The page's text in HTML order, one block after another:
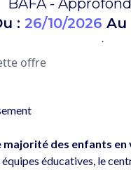
BAFA -
: 26/10/2026 Au
.
offre
des enfants en
éducatives, le